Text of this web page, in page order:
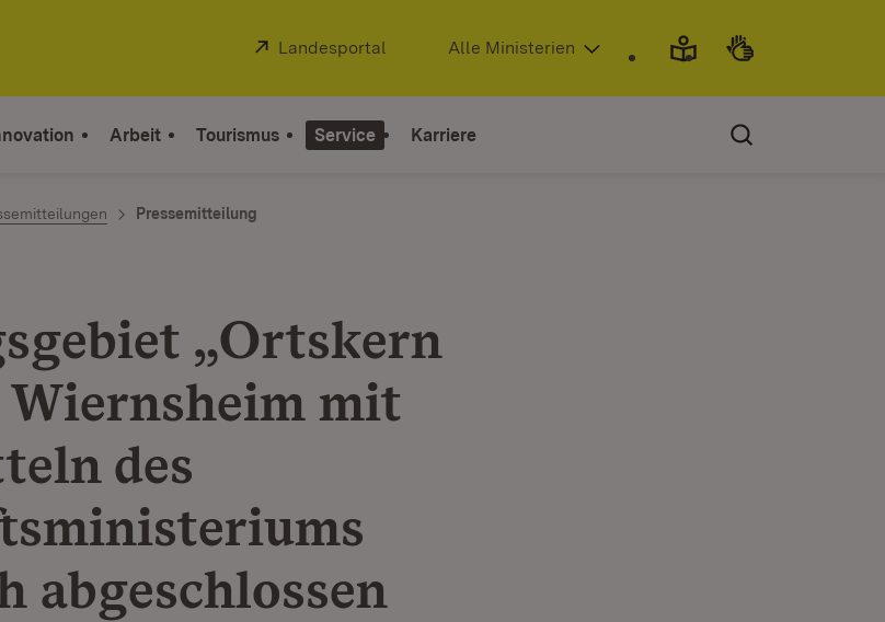
Extern:
Landesportal (Öffnet in neuem Fenster)
Alle Ministerien
Arbeit Tourismus Service Karriere
Pressemitteilung
„Ortskern
Wiernsheim mit
des
abgeschlossen